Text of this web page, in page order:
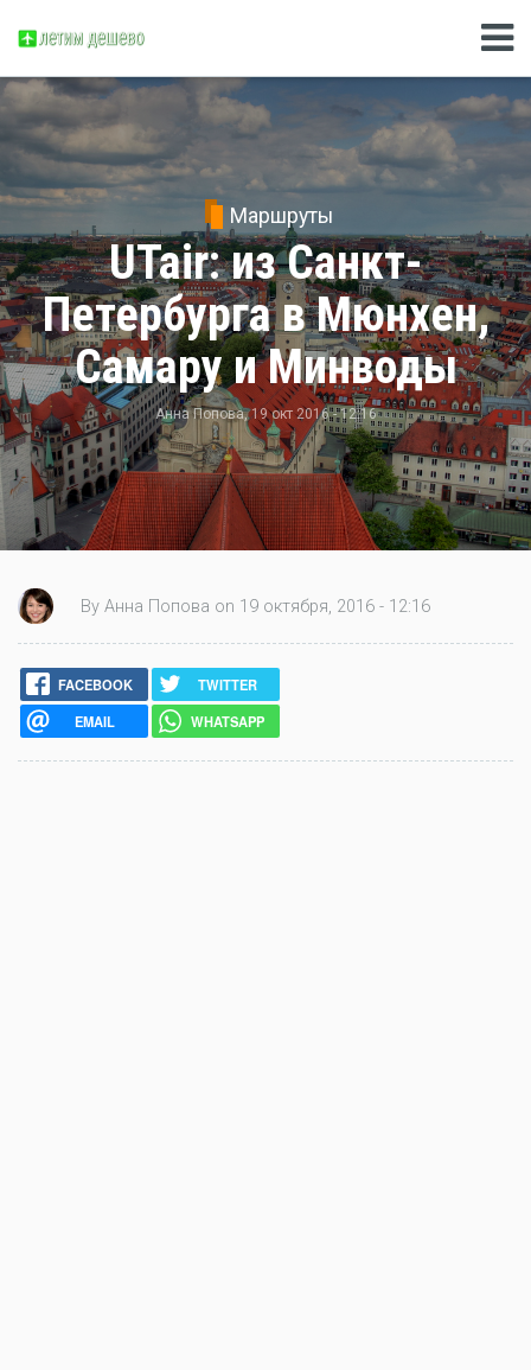
Маршруты
UTair: из Санкт-
Петербурга в Мюнхен,
Самару и Минводы
Анна Попова, 19 окт 2016 - 12:16
By Анна Попова on 19 октября, 2016 - 12:16
FACEBOOK
TWITTER
EMAIL
WHATSAPP